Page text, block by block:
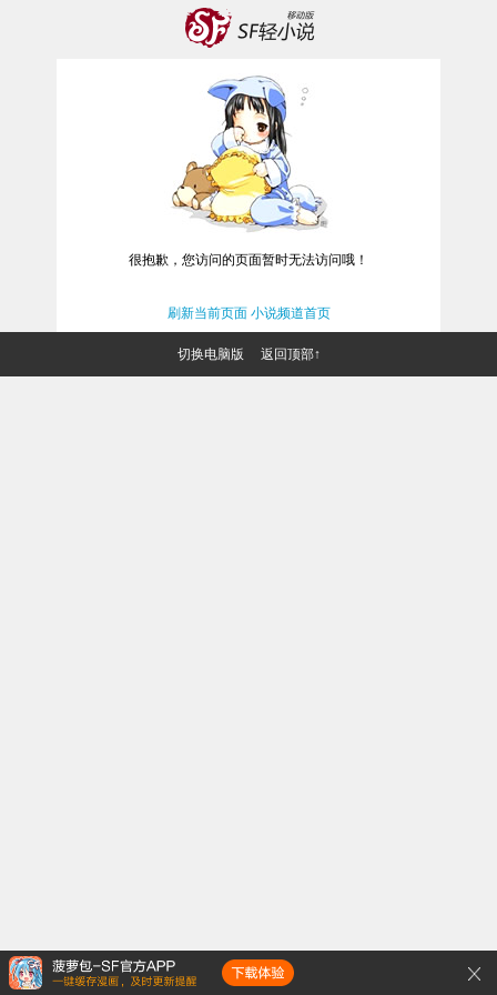
很抱歉，您访问的页面暂时无法访问哦！
刷新当前页面 小说频道首页
切换电脑版 返回顶部↑